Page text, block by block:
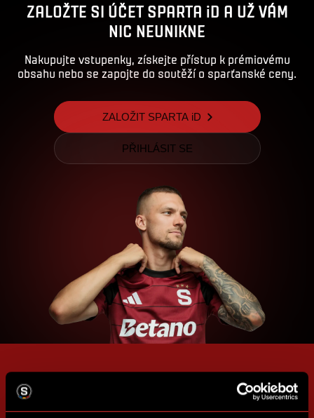
ZALOŽTE SI ÚČET SPARTA iD A UŽ VÁM
NIC NEUNIKNE
Nakupujte vstupenky, získejte přístup k prémiovému
obsahu nebo se zapojte do soutěží o sparťanské ceny.
ZALOŽIT SPARTA iD
PŘIHLÁSIT SE